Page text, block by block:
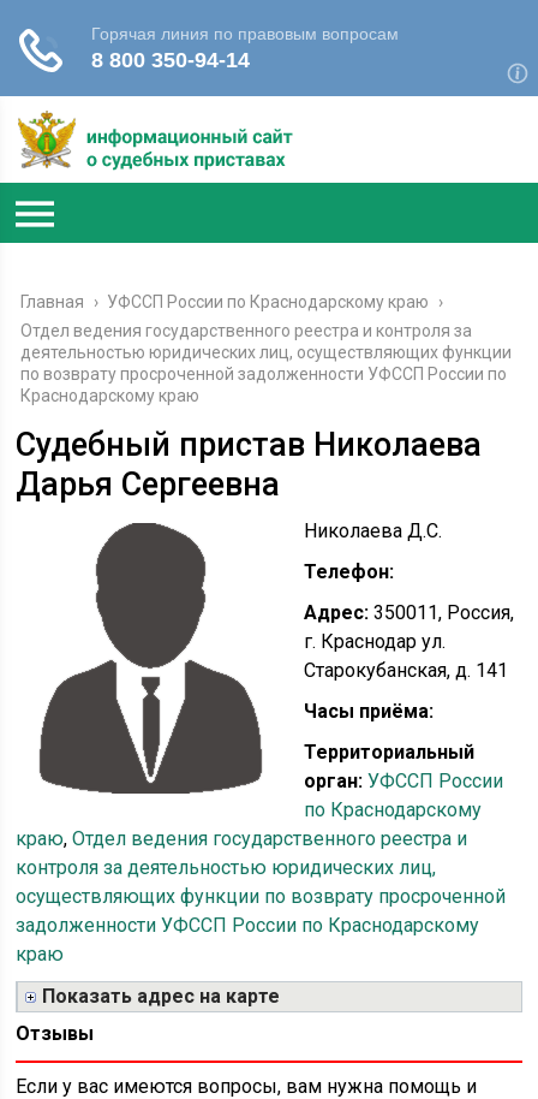
Главная › УФССП России по Краснодарскому краю
›
Отдел ведения государственного реестра и контроля за
деятельностью юридических лиц, осуществляющих функции
по возврату просроченной задолженности УФССП России по
Краснодарскому краю
Судебный пристав Николаева
Дарья Сергеевна
Николаева Д.С.
Телефон:
Адрес: 350011, Россия,
г. Краснодар ул.
Старокубанская, д. 141
Часы приёма:
Территориальный
орган: УФССП России
по Краснодарскому
краю,Отдел ведения государственного реестра и
контроля за деятельностью юридических лиц,
осуществляющих функции по возврату просроченной
задолженности УФССП России по Краснодарскому
краю
Показать адрес на карте
Отзывы
Если у вас имеются вопросы, вам нужна помощь и